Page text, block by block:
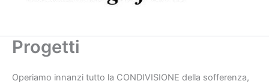
Progetti
Operiamo innanzi tutto la CONDIVISIONE della sofferenza,